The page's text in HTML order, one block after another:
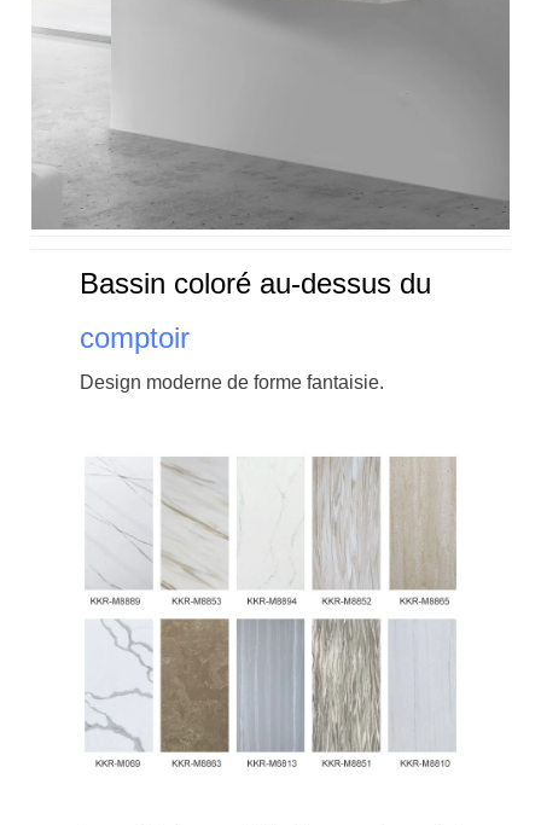
Bassin coloré au-dessus du
comptoir
Design moderne de forme fantaisie.